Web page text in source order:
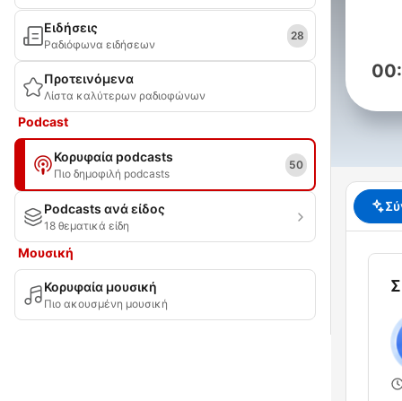
Ειδήσεις
Ραδιόφωνα ειδήσεων
28
Προτεινόμενα
Λίστα καλύτερων ραδιοφώνων
Podcast
Κορυφαία podcasts
Πιο δημοφιλή podcasts
50
Podcasts ανά είδος
18 θεματικά είδη
Μουσική
Κορυφαία μουσική
Πιο ακουσμένη μουσική